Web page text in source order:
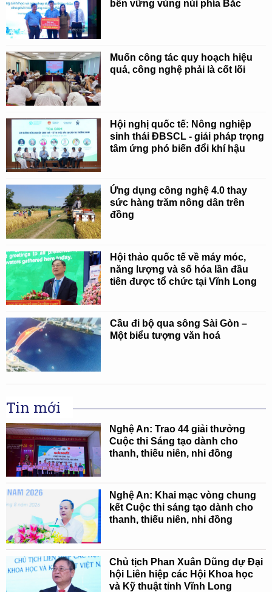
bền vững vùng núi phía Bắc
Muốn công tác quy hoạch hiệu
quả, công nghệ phải là cốt lõi
Hội nghị quốc tế: Nông nghiệp
sinh thái ĐBSCL - giải pháp trọng
tâm ứng phó biến đổi khí hậu
Ứng dụng công nghệ 4.0 thay
sức hàng trăm nông dân trên
đồng
Hội thảo quốc tế về máy móc,
năng lượng và số hóa lần đầu
tiên được tổ chức tại Vĩnh Long
Cầu đi bộ qua sông Sài Gòn –
Một biểu tượng văn hoá
Tin mới
Nghệ An: Trao 44 giải thưởng
Cuộc thi Sáng tạo dành cho
thanh, thiếu niên, nhi đồng
Nghệ An: Khai mạc vòng chung
kết Cuộc thi sáng tạo dành cho
thanh, thiếu niên, nhi đồng
Chủ tịch Phan Xuân Dũng dự Đại
hội Liên hiệp các Hội Khoa học
và Kỹ thuật tỉnh Vĩnh Long